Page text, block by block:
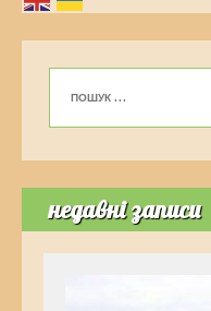
недавні записи